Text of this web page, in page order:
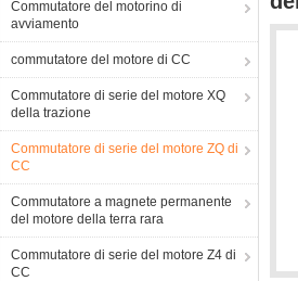
Commutatore del motorino di
avviamento
commutatore del motore di CC
Commutatore di serie del motore XQ
della trazione
Commutatore di serie del motore ZQ di
CC
Commutatore a magnete permanente
del motore della terra rara
Commutatore di serie del motore Z4 di
CC